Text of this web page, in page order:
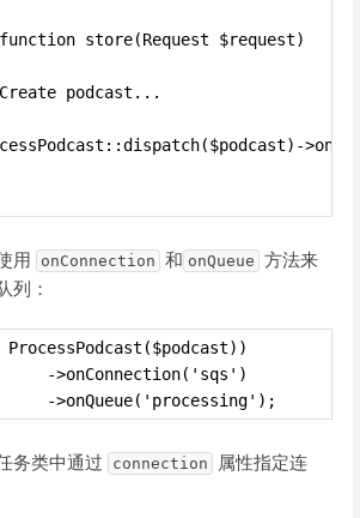
store(Request $request)
podcast...
用 onConnection 和 onQueue 方法来
列：
->onConnection('sqs')
->onQueue('processing');
务类中通过 connection
属性指定连